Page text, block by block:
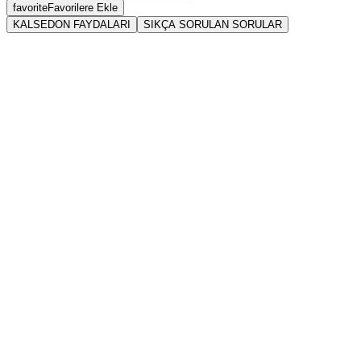
favoriteFavorilere Ekle
KALSEDON FAYDALARI
SIKÇA SORULAN SORULAR